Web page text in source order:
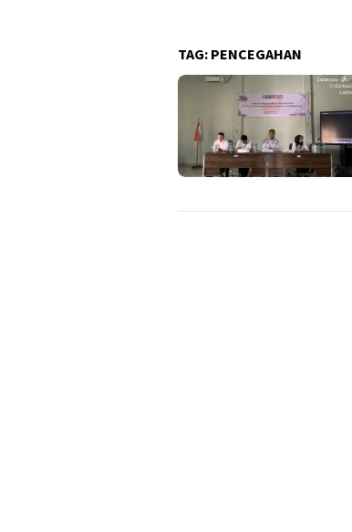
TAG: PENCEGAHAN